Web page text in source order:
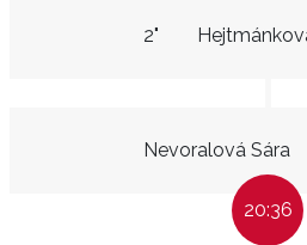
2"
Nevoralová Sára
20:36